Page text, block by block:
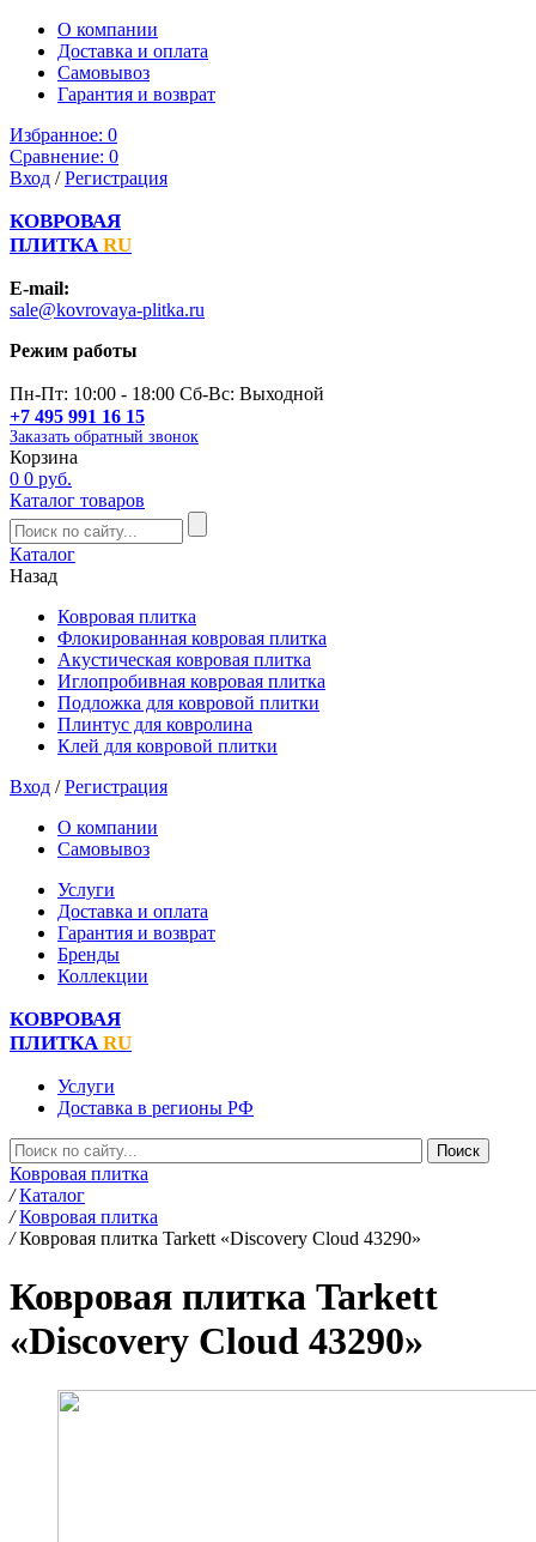
О компании
Доставка и оплата
Самовывоз
Гарантия и возврат
Избранное: 0
Сравнение: 0
Вход /Регистрация
КОВРОВАЯ
ПЛИТКА RU
E-mail:
sale@kovrovaya-plitka.ru
Режим работы
Пн-Пт: 10:00 - 18:00 Сб-Вс: Выходной
+7 495 991 16 15
Заказать обратный звонок
Корзина
0 0 руб.
Каталог товаров
Каталог
Назад
Ковровая плитка
Флокированная ковровая плитка
Акустическая ковровая плитка
Иглопробивная ковровая плитка
Подложка для ковровой плитки
Плинтус для ковролина
Клей для ковровой плитки
Вход /Регистрация
О компании
Самовывоз
Услуги
Доставка и оплата
Гарантия и возврат
Бренды
Коллекции
КОВРОВАЯ
ПЛИТКА RU
Услуги
Доставка в регионы РФ
Ковровая плитка
/ Каталог
/ Ковровая плитка
/ Ковровая плитка Tarkett «Discovery Cloud 43290»
Ковровая плитка Tarkett
«Discovery Cloud 43290»